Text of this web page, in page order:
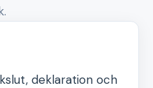
deklaration och